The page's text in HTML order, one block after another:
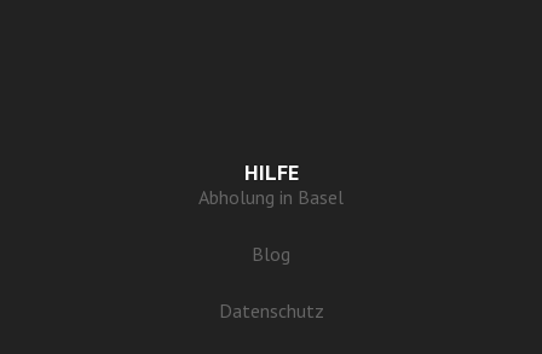
HILFE
Abholung in Basel
Blog
Datenschutz